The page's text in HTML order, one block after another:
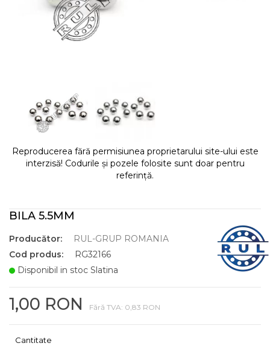
Reproducerea fără permisiunea proprietarului site-ului este
interzisă! Codurile și pozele folosite sunt doar pentru
referință.
BILA 5.5MM
Producător:
RUL-GRUP ROMANIA
Cod produs:
RG32166
Disponibil in stoc Slatina
1,00 RON Fără TVA: 0,83 RON
Cantitate